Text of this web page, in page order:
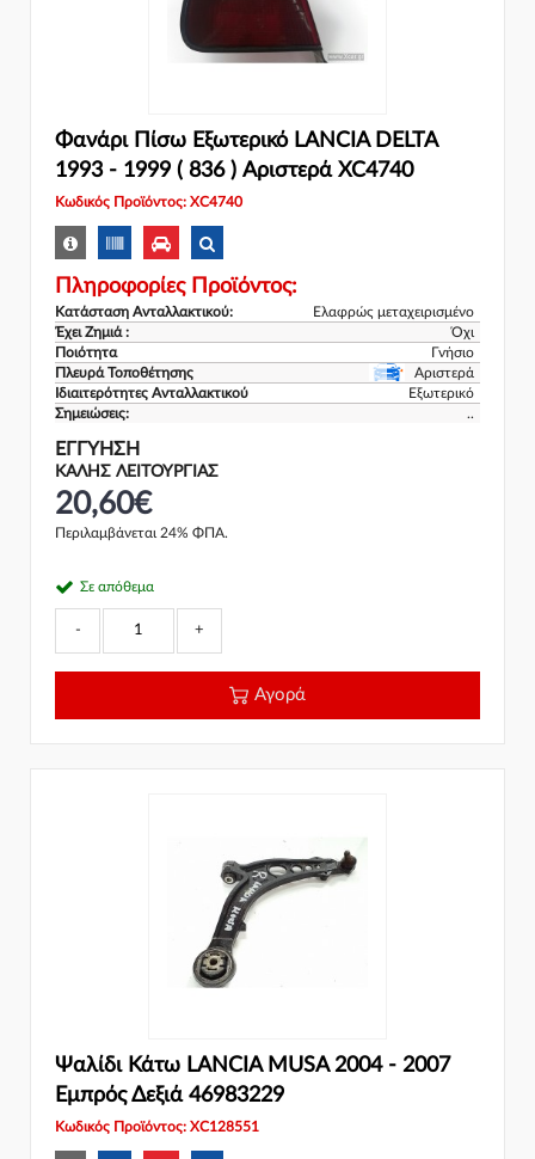
Φανάρι Πίσω Εξωτερικό LANCIA DELTA
1993 - 1999 ( 836 ) Αριστερά XC4740
Κωδικός Προϊόντος: XC4740
Πληροφορίες Προϊόντος:
Κατάσταση Ανταλλακτικού:
Ελαφρώς μεταχειρισμένο
Έχει Ζημιά :
Όχι
Ποιότητα
Γνήσιο
Πλευρά Τοποθέτησης
Αριστερά
Ιδιαιτερότητες Ανταλλακτικού
Εξωτερικό
Σημειώσεις:
..
ΕΓΓΎΗΣΗ
ΚΑΛΗΣ ΛΕΙΤΟΥΡΓΙΑΣ
20,60€
Περιλαμβάνεται 24% ΦΠΑ.
Σε απόθεμα
- +
Αγορά
Ψαλίδι Κάτω LANCIA MUSA 2004 - 2007
Εμπρός Δεξιά 46983229
Κωδικός Προϊόντος: XC128551